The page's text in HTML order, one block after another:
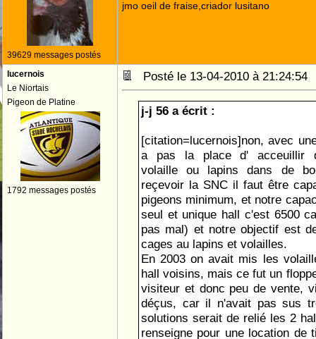
39629 messages postés
jmo oeil de fraise,criador lusitano
lucernois
Le Niortais
Pigeon de Platine
1792 messages postés
Posté le 13-04-2010 à
j-j 56 a écrit :
[citation=lucernois]non, avec
a pas la place d' acceuillir
volaille ou lapins dans de
reçevoir la SNC il faut être
pigeons minimum, et notre
seul et unique hall c'est 6500
pas mal) et notre objectif est
cages au lapins et volailles.
En 2003 on avait mis les
hall voisins, mais ce fut un
visiteur et donc peu de vente,
déçus, car il n'avait pas sus
solutions serait de relié les 2
renseigne pour une location de